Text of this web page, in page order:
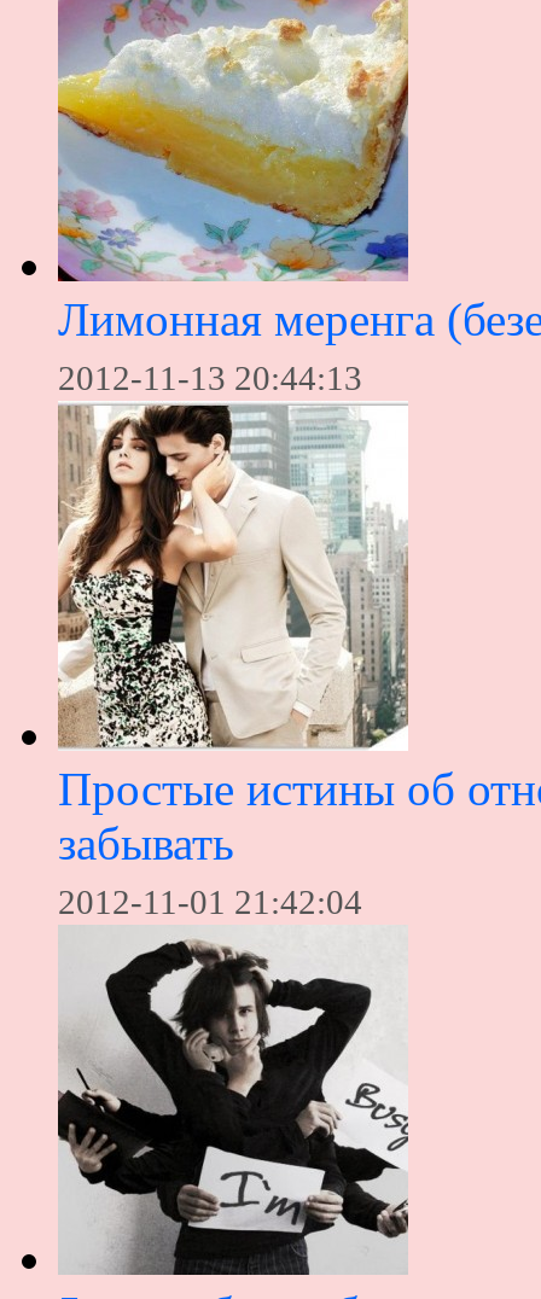
Лимонная меренга
2012-11-13 20:44:13
Простые истины об
забывать
2012-11-01 21:42:04